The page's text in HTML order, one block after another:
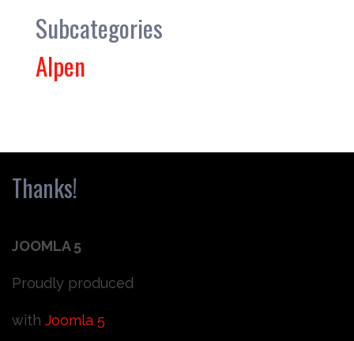
Subcategories
Alpen
Thanks!
JOOMLA 5
Proudly produced
with Joomla 5